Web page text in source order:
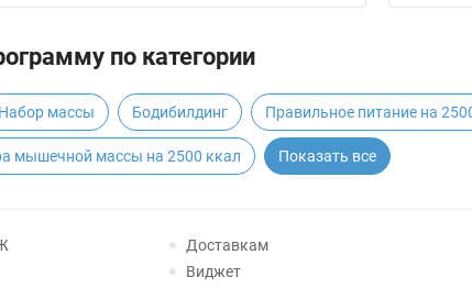
по категории
Набор массы Бодибилдинг Правильное питание на
мышечной массы на 2500 ккал Показать все
Доставкам
Виджет